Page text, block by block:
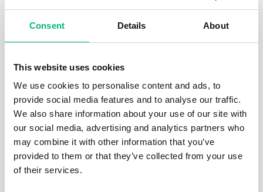
Consent Details About
This website uses cookies
We use cookies to personalise content and ads, to
provide social media features and to analyse our traffic.
We also share information about your use of our site with
our social media, advertising and analytics partners who
may combine it with other information that you’ve
provided to them or that they’ve collected from your use
of their services.
omsorgsboende
Allakando läxhjälp, Tumba, privatlärare,
Allakando AB
Uthyrningssamordnare
LOTUS MASKIN & TRANSPORT AB
Kansliadministratör till anstalten Asptuna
KRIMINALVÅRDEN